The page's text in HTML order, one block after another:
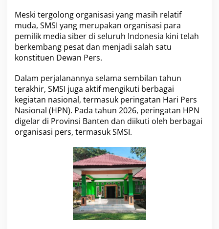
S
e
a
m
U
T
S
M
S
I
k
-
9
Meski tergolong organisasi yang masih relatif
muda, SMSI yang merupakan organisasi para
pemilik media siber di seluruh Indonesia kini telah
berkembang pesat dan menjadi salah satu
konstituen Dewan Pers.
Dalam perjalanannya selama sembilan tahun
terakhir, SMSI juga aktif mengikuti berbagai
kegiatan nasional, termasuk peringatan Hari Pers
Nasional (HPN). Pada tahun 2026, peringatan HPN
digelar di Provinsi Banten dan diikuti oleh berbagai
organisasi pers, termasuk SMSI.